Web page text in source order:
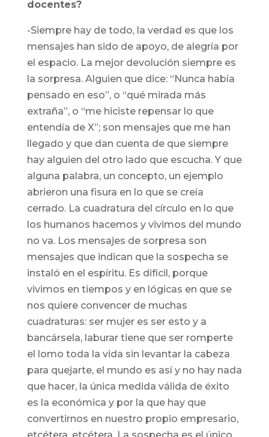
docentes?
-Siempre hay de todo, la verdad es que los
mensajes han sido de apoyo, de alegría por
el espacio. La mejor devolución siempre es
la sorpresa. Alguien que dice: “Nunca había
pensado en eso”, o “qué mirada más
extraña”, o “me hiciste repensar lo que
entendía de X”; son mensajes que me han
llegado y que dan cuenta de que siempre
hay alguien del otro lado que escucha. Y que
alguna palabra, un concepto, un ejemplo
abrieron una fisura en lo que se creía
cerrado. La cuadratura del círculo en lo que
los humanos hacemos y vivimos del mundo
no va. Los mensajes de sorpresa son
mensajes que indican que la sospecha se
instaló en el espíritu. Es difícil, porque
vivimos en tiempos y en lógicas en que se
nos quiere convencer de muchas
cuadraturas: ser mujer es ser esto y a
bancársela, laburar tiene que ser romperte
el lomo toda la vida sin levantar la cabeza
para quejarte, el mundo es así y no hay nada
que hacer, la única medida válida de éxito
es la económica y por la que hay que
convertirnos en nuestro propio empresario,